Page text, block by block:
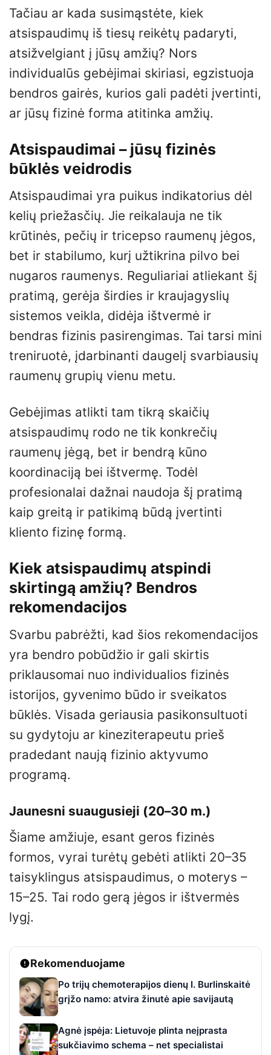
Tačiau ar kada susimąstėte, kiek
atsispaudimų iš tiesų reikėtų padaryti,
atsižvelgiant į jūsų amžių? Nors
individualūs gebėjimai skiriasi, egzistuoja
bendros gairės, kurios gali padėti įvertinti,
ar jūsų fizinė forma atitinka amžių.
Atsispaudimai – jūsų fizinės
būklės veidrodis
Atsispaudimai yra puikus indikatorius dėl
kelių priežasčių. Jie reikalauja ne tik
krūtinės, pečių ir tricepso raumenų jėgos,
bet ir stabilumo, kurį užtikrina pilvo bei
nugaros raumenys. Reguliariai atliekant šį
pratimą, gerėja širdies ir kraujagyslių
sistemos veikla, didėja ištvermė ir
bendras fizinis pasirengimas. Tai tarsi mini
treniruotė, įdarbinanti daugelį svarbiausių
raumenų grupių vienu metu.
Gebėjimas atlikti tam tikrą skaičių
atsispaudimų rodo ne tik konkrečių
raumenų jėgą, bet ir bendrą kūno
koordinaciją bei ištvermę. Todėl
profesionalai dažnai naudoja šį pratimą
kaip greitą ir patikimą būdą įvertinti
kliento fizinę formą.
Kiek atsispaudimų atspindi
skirtingą amžių? Bendros
rekomendacijos
Svarbu pabrėžti, kad šios rekomendacijos
yra bendro pobūdžio ir gali skirtis
priklausomai nuo individualios fizinės
istorijos, gyvenimo būdo ir sveikatos
būklės. Visada geriausia pasikonsultuoti
su gydytoju ar kineziterapeutu prieš
pradedant naują fizinio aktyvumo
programą.
Jaunesni suaugusieji (20–30 m.)
Šiame amžiuje, esant geros fizinės
formos, vyrai turėtų gebėti atlikti 20–35
taisyklingus atsispaudimus, o moterys –
15–25. Tai rodo gerą jėgos ir ištvermės
lygį.
Rekomenduojame
Po trijų chemoterapijos dienų I. Burlinskaitė
grįžo namo: atvira žinutė apie savijautą
Agnė įspėja: Lietuvoje plinta neįprasta
sukčiavimo schema – net specialistai